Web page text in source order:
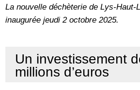
La nouvelle déchèterie de Lys-Haut-
inaugurée jeudi 2 octobre 2025.
Un investissement
millions d’euros